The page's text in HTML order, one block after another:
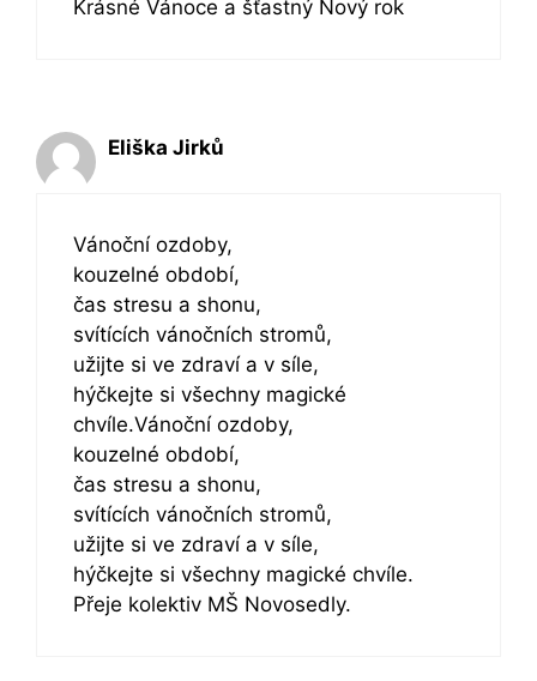
Krásné Vánoce a šťastný Nový rok
Eliška Jirků
Vánoční ozdoby,
kouzelné období,
čas stresu a shonu,
svítících vánočních stromů,
užijte si ve zdraví a v síle,
hýčkejte si všechny magické
chvíle.Vánoční ozdoby,
kouzelné období,
čas stresu a shonu,
svítících vánočních stromů,
užijte si ve zdraví a v síle,
hýčkejte si všechny magické chvíle.
Přeje kolektiv MŠ Novosedly.